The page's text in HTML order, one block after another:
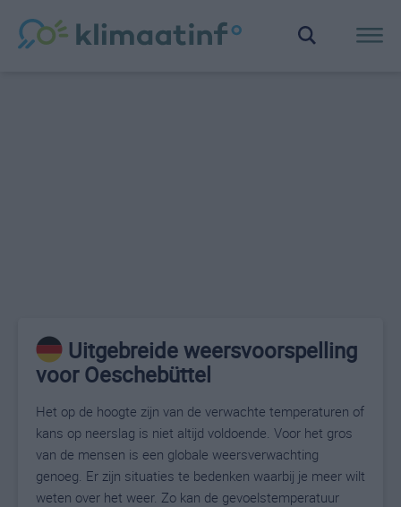
Uitgebreide weersvoorspelling
voor Oeschebüttel
Het op de hoogte zijn van de verwachte temperaturen of
kans op neerslag is niet altijd voldoende. Voor het gros
van de mensen is een globale weersverwachting
genoeg. Er zijn situaties te bedenken waarbij je meer wilt
weten over het weer. Zo kan de gevoelstemperatuur